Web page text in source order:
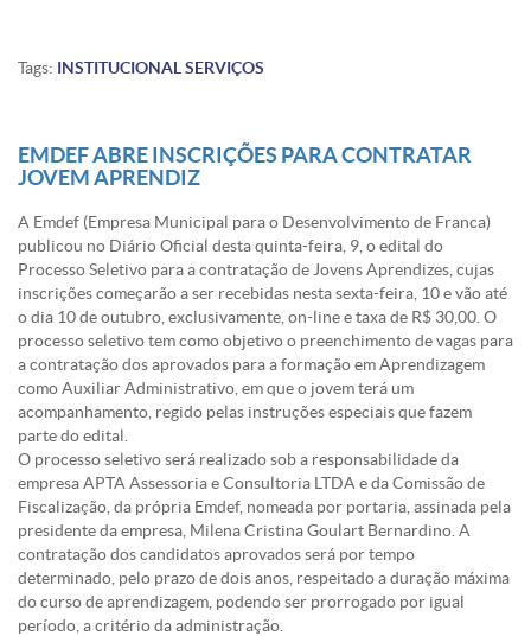
Tags: INSTITUCIONAL SERVIÇOS
EMDEF ABRE INSCRIÇÕES PARA CONTRATAR
JOVEM APRENDIZ
A Emdef (Empresa Municipal para o Desenvolvimento de Franca)
publicou no Diário Oficial desta quinta-feira, 9, o edital do
Processo Seletivo para a contratação de Jovens Aprendizes, cujas
inscrições começarão a ser recebidas nesta sexta-feira, 10 e vão até
o dia 10 de outubro , exclusivamente, on-line e taxa de R$ 30,00. O
processo seletivo tem como objetivo o preenchimento de vagas para
a contratação dos aprovados para a formação em Aprendizagem
como Auxiliar Administrativo, em que o jovemterá um
acompanhamento, regido pelas instruções especiais que fazem
parte do edital.
O processo seletivo será realizado sob a responsabilidade da
empresa APTA Assessoria e Consultoria LTDA e da Comissão de
Fiscalização, da própria Emdef, nomeada por portaria, assinada pela
presidente da empresa, Milena Cristina Goulart Bernardino. A
contratação dos candidatos aprovados será por tempo
determinado, pelo prazo de dois anos, respeitado a duração máxima
do curso de aprendizagem, podendo ser prorrogado por igual
período, a critério da administração.